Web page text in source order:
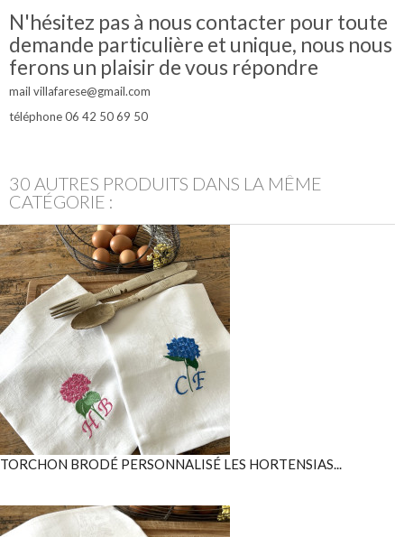
N'hésitez pas à nous contacter pour toute
demande particulière et unique, nous nous
ferons un plaisir de vous répondre
mail villafarese@gmail.com
téléphone 06 42 50 69 50
30 AUTRES PRODUITS DANS LA MÊME
CATÉGORIE :
TORCHON BRODÉ PERSONNALISÉ LES HORTENSIAS...